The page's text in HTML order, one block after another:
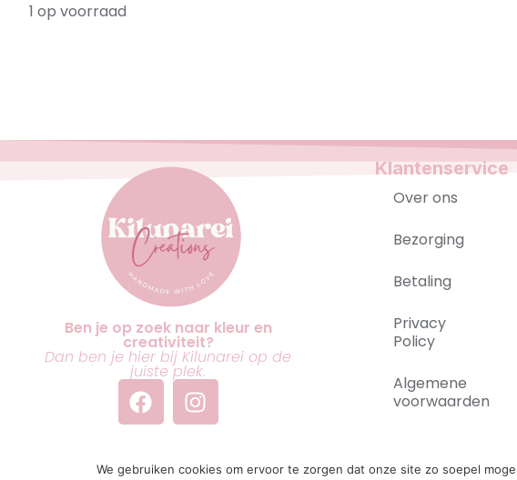
1 op voorraad
Ben je op zoek naar kleur en
creativiteit?
Dan ben je hier bij Kilunarei op de
juiste plek.
Klantenservice
Over ons
Bezorging
Betaling
Privacy
Policy
Algemene
voorwaarden
© 2026 Kilunarei
We gebruiken cookies om ervoor te zorgen dat onze site zo soepel